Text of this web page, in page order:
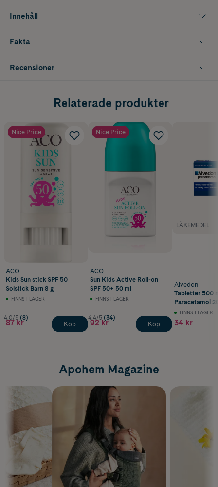
sätt kan ACO Kids solskydd användas från 3 månaders ålder.
Innehåll
Fakta
Recensioner
Relaterade produkter
Nice Price
ACO
Kids Sun stick SPF 50
Solstick Barn 8 g
FINNS I LAGER
4.0/5 (8)
87 kr Köp
Nice Price
ACO
Sun Kids Active Roll-on
SPF 50+ 50 ml
FINNS I LAGER
4.4/5 (34)
92 kr Köp
LÄKEMEDEL
Alvedon
Tabletter 500
Paracetamol
FINNS I LAGER
34 kr
Apohem Magazine